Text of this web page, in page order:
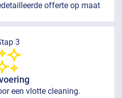
offerte op maat
3
een vlotte cleaning.